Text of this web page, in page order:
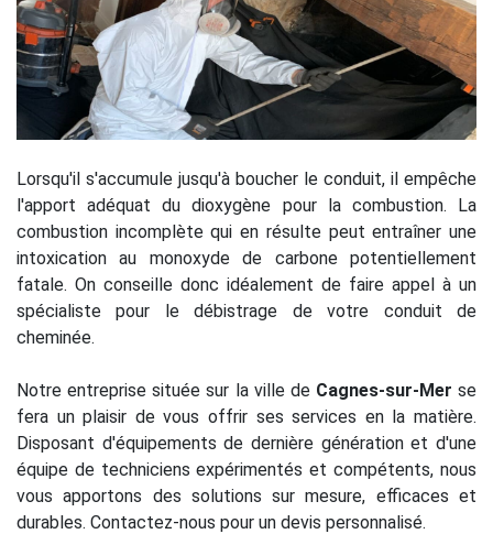
Lorsqu'il s'accumule jusqu'à boucher le conduit, il empêche
l'apport adéquat du dioxygène pour la combustion. La
combustion incomplète qui en résulte peut entraîner une
intoxication au monoxyde de carbone potentiellement
fatale. On conseille donc idéalement de faire appel à un
spécialiste pour le débistrage de votre conduit de
cheminée.
Notre entreprise située sur la ville de Cagnes-sur-Mer se
fera un plaisir de vous offrir ses services en la matière.
Disposant d'équipements de dernière génération et d'une
équipe de techniciens expérimentés et compétents, nous
vous apportons des solutions sur mesure, efficaces et
durables. Contactez-nous pour un devis personnalisé.